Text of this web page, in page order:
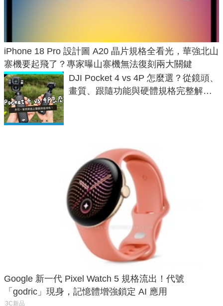
iPhone 18 Pro 設計圖 A20 晶片規格全看光，華強北山
寨機要起飛了？專家曝山寨機無法復刻兩大關鍵
DJI Pocket 4 vs 4P 怎麼選？從鏡頭、
畫質、跟隨功能與硬體規格完整解
Google 新一代 Pixel Watch 5 規格流出！代號
「godric」現身，記憶體增強鎖定 AI 應用
3C新品